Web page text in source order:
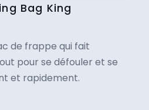
Bag King
de frappe qui fait
pour se défouler et se
et rapidement.